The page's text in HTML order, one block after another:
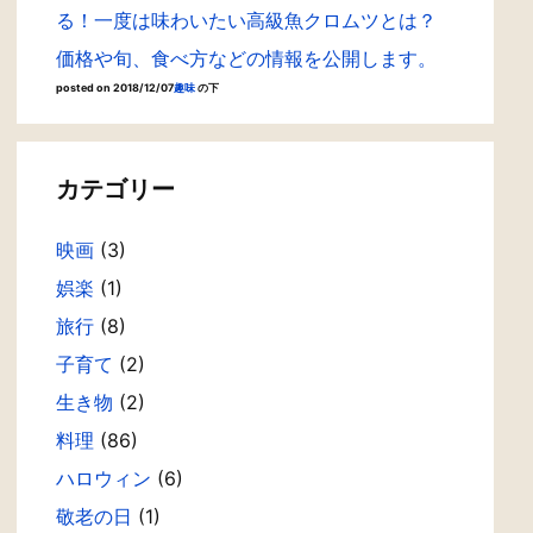
る！一度は味わいたい高級魚クロムツとは？
価格や旬、食べ方などの情報を公開します。
posted on 2018/12/07趣味の下
カテゴリー
映画 (3)
娯楽 (1)
旅行 (8)
子育て (2)
生き物 (2)
料理 (86)
ハロウィン (6)
敬老の日 (1)